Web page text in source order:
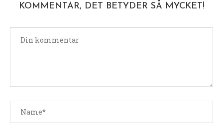
KOMMENTAR, DET BETYDER SÅ MYCKET!